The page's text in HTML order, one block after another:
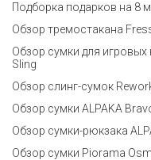
Подборка подарков на 8
Обзор тремостакана
Обзор сумки для игровых
Sling
Обзор слинг-сумок
Обзор сумки ALPAKA
Обзор сумки-рюкзака
Обзор сумки Piorama